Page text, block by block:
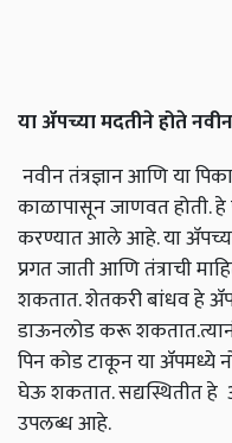
या ॲपच्या मदतीने होते नवीन
नवीन तंत्रज्ञान आणि या
काळापासून जाणवत होती. हे
करण्यात आले आहे. या
प्रगत जाती आणि तंत्राची
शकतात. शेतकरी बांधव हे
डाऊनलोड करू
पिन कोड टाकून या ॲपमध्ये
घेऊ शकतात. सद्यस्थितीत हे
उपलब्ध आहे.